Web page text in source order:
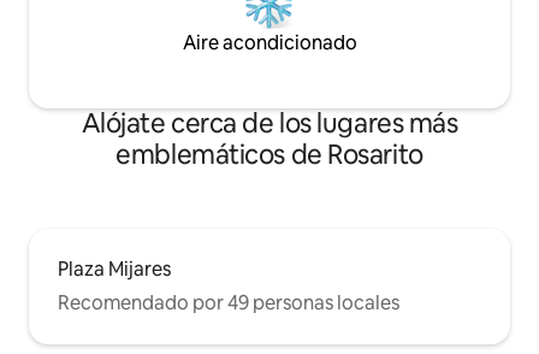
Aire acondicionado
Alójate cerca de los lugares más
emblemáticos de Rosarito
Plaza Mijares
Recomendado por 49 personas locales